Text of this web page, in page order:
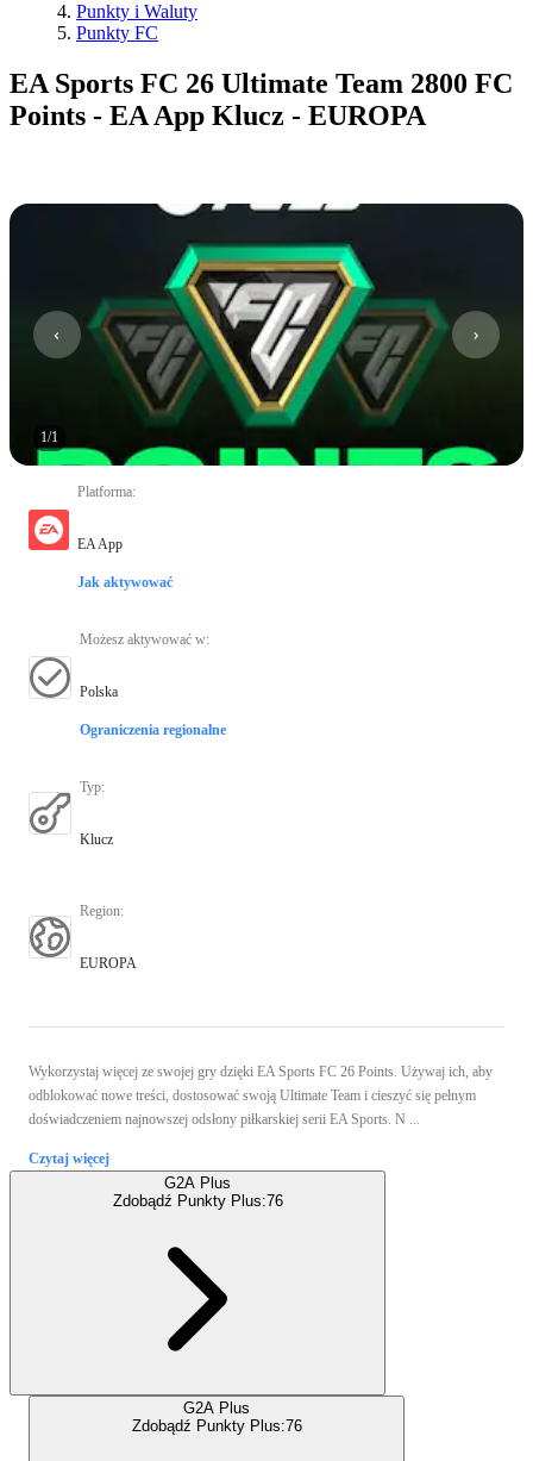
Punkty i Waluty
Punkty FC
EA Sports FC 26 Ultimate Team 2800 FC
Points - EA App Klucz - EUROPA
1/1
Platforma:
EA App
Jak aktywować
Możesz aktywować w:
Polska
Ograniczenia regionalne
Typ:
Klucz
Region:
EUROPA
Wykorzystaj więcej ze swojej gry dzięki EA Sports FC 26 Points. Używaj ich, aby
odblokować nowe treści, dostosować swoją Ultimate Team i cieszyć się pełnym
doświadczeniem najnowszej odsłony piłkarskiej serii EA Sports. N ...
Czytaj więcej
G2A Plus
Zdobądź Punkty Plus:76
G2A Plus
Zdobądź Punkty Plus:76